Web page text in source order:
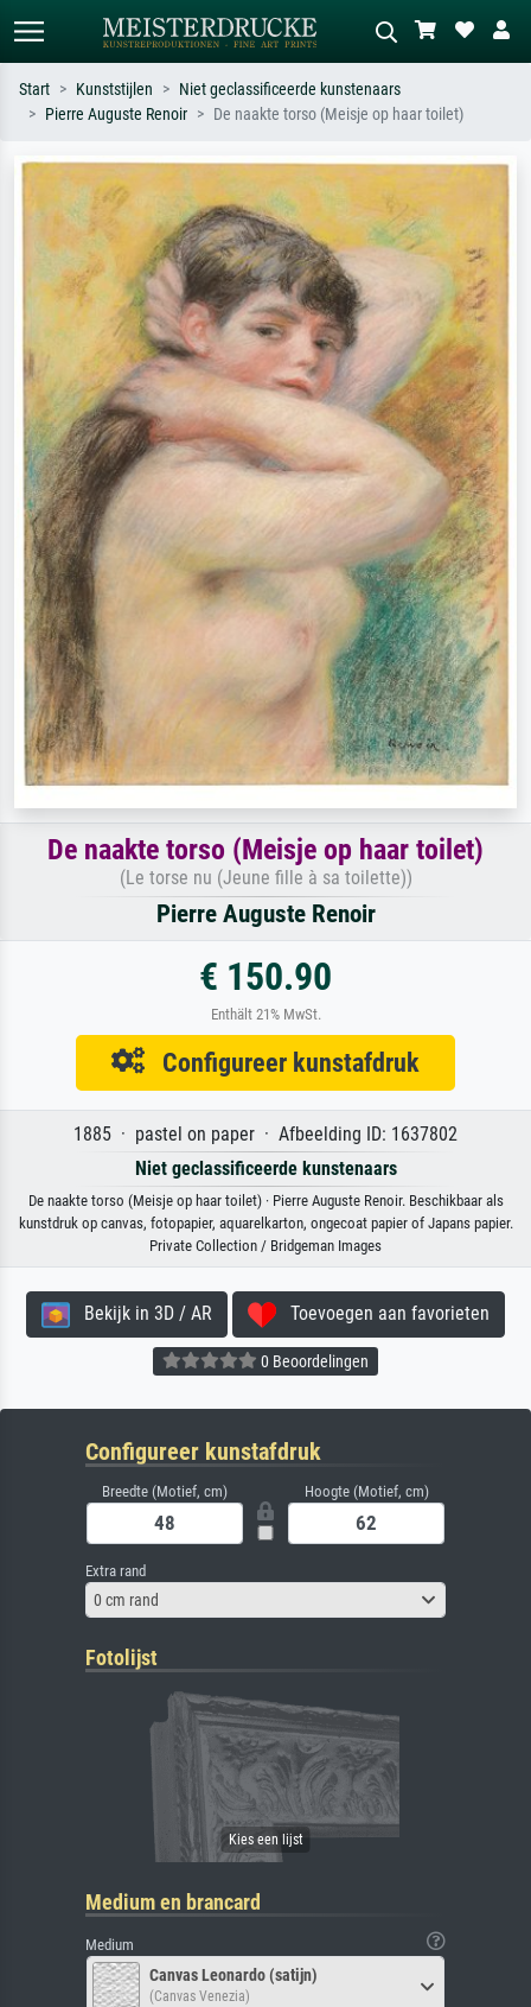
Zoek op kunstenaar, titel of stijl – bijv.
Monet, Sterrennacht, impressionisme,
Hokusai-golf, naakt.
Beschrijf de scène – bijv. groene
weide, abstract met veel rood, donker
olieverfschilderij, staand naakt naast
een boom.
Start Kunststijlen
Niet geclassificeerde kunstenaars
Pierre Auguste Renoir
De naakte torso (Meisje op haar toilet)
De naakte torso (Meisje op haar toilet)
(Le torse nu (Jeune fille à sa toilette))
Pierre Auguste Renoir
€ 150.90
Enthält 21% MwSt.
Configureer kunstafdruk
1885 · pastel on paper · Afbeelding ID: 1637802
Niet geclassificeerde kunstenaars
De naakte torso (Meisje op haar toilet) · Pierre Auguste Renoir. Beschikbaar als
kunstdruk op canvas, fotopapier, aquarelkarton, ongecoat papier of Japans papier.
Private Collection / Bridgeman Images
Bekijk in 3D / AR Toevoegen aan favorieten
0 Beoordelingen
Configureer kunstafdruk
Breedte (Motief, cm) Hoogte (Motief, cm)
Extra rand
0 cm rand
Fotolijst
Medium en brancard
Medium
Canvas Leonardo (satijn)
(Canvas Venezia)